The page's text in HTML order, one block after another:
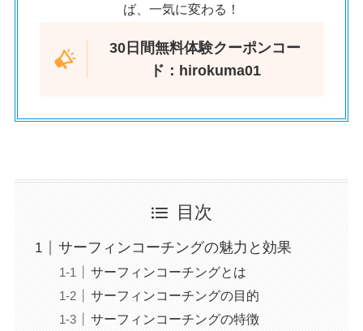
ば、一気に変わる！
30日間無料体験クーポンコー
ド：hirokuma01
目次
サーフィンコーチングの魅力と効果
サーフィンコーチングとは
サーフィンコーチングの目的
サーフィンコーチングの特徴